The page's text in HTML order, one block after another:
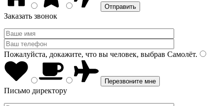
Заказать звонок
Пожалуйста, докажите, что вы человек, выбрав Самолёт.
Письмо директору